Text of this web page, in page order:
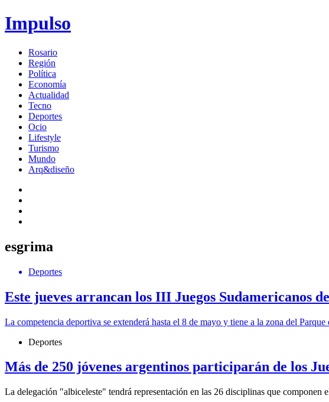
Impulso
Rosario
Región
Política
Economía
Actualidad
Tecno
Deportes
Ocio
Lifestyle
Turismo
Mundo
Arq&diseño
esgrima
Deportes
Este jueves arrancan los III Juegos Sudamericanos
La competencia deportiva se extenderá hasta el 8 de mayo y tiene a la zona del
Deportes
Más de 250 jóvenes argentinos participarán de los
La delegación "albiceleste" tendrá representación en las 26 disciplinas que